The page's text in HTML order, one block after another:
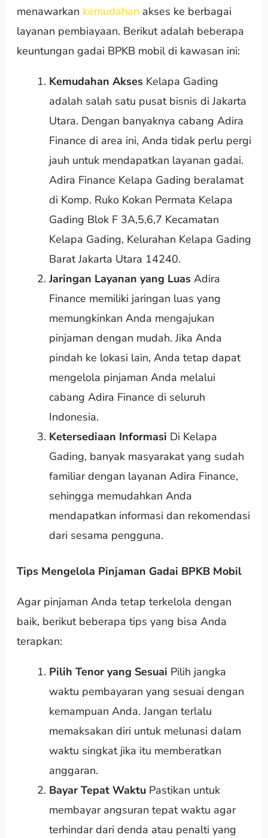
menawarkan kemudahan akses ke berbagai
layanan pembiayaan. Berikut adalah beberapa
keuntungan gadai BPKB mobil di kawasan ini:
Kemudahan AksesKelapa Gading
adalah salah satu pusat bisnis di Jakarta
Utara. Dengan banyaknya cabang Adira
Finance di area ini, Anda tidak perlu pergi
jauh untuk mendapatkan layanan gadai.
Adira Finance Kelapa Gading beralamat
di Komp. Ruko Kokan Permata Kelapa
Gading Blok F 3A,5,6,7 Kecamatan
Kelapa Gading, Kelurahan Kelapa Gading
Barat Jakarta Utara 14240.
Jaringan Layanan yang LuasAdira
Finance memiliki jaringan luas yang
memungkinkan Anda mengajukan
pinjaman dengan mudah. Jika Anda
pindah ke lokasi lain, Anda tetap dapat
mengelola pinjaman Anda melalui
cabang Adira Finance di seluruh
Indonesia.
Ketersediaan Informasi Di Kelapa
Gading, banyak masyarakat yang sudah
familiar dengan layanan Adira Finance,
sehingga memudahkan Anda
mendapatkan informasi dan rekomendasi
dari sesama pengguna.
Tips Mengelola Pinjaman Gadai BPKB Mobil
Agar pinjaman Anda tetap terkelola dengan
baik, berikut beberapa tips yang bisa Anda
terapkan:
Pilih Tenor yang Sesuai Pilih jangka
waktu pembayaran yang sesuai dengan
kemampuan Anda. Jangan terlalu
memaksakan diri untuk melunasi dalam
waktu singkat jika itu memberatkan
anggaran.
Bayar Tepat WaktuPastikan untuk
membayar angsuran tepat waktu agar
terhindar dari denda atau penalti yang